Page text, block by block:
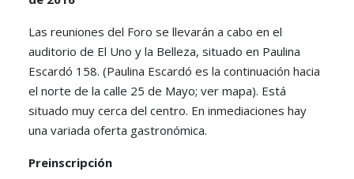
Las reuniones del Foro se llevarán a cabo en el
auditorio de El Uno y la Belleza, situado en Paulina
Escardó 158. (Paulina Escardó es la continuación hacia
el norte de la calle 25 de Mayo; ver mapa). Está
situado muy cerca del centro. En inmediaciones hay
una variada oferta gastronómica.
Preinscripción